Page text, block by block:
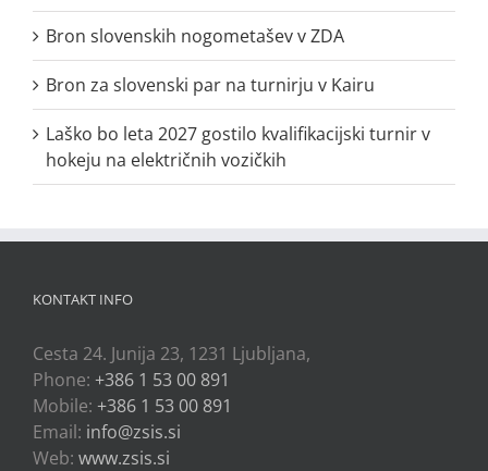
Bron slovenskih nogometašev v ZDA
Bron za slovenski par na turnirju v Kairu
Laško bo leta 2027 gostilo kvalifikacijski turnir v
hokeju na električnih vozičkih
KONTAKT INFO
Cesta 24. Junija 23, 1231 Ljubljana,
Phone: +386 1 53 00 891
Mobile: +386 1 53 00 891
Email: info@zsis.si
Web: www.zsis.si